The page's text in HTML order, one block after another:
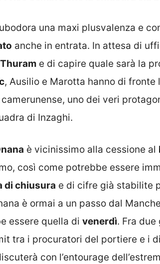
una maxi plusvalenza e
anche in entrata. In attesa di
e di capire quale sarà la
, Ausilio e Marotta hanno di
uno dei veri
di Inzaghi.
è vicinissimo alla cessione al
così come potrebbe essere
di chiusura e di cifre già stabilite
è ormai a un passo dal
essere quella di venerdì. Fra
tra i procuratori del portiere e i
con l’entourage